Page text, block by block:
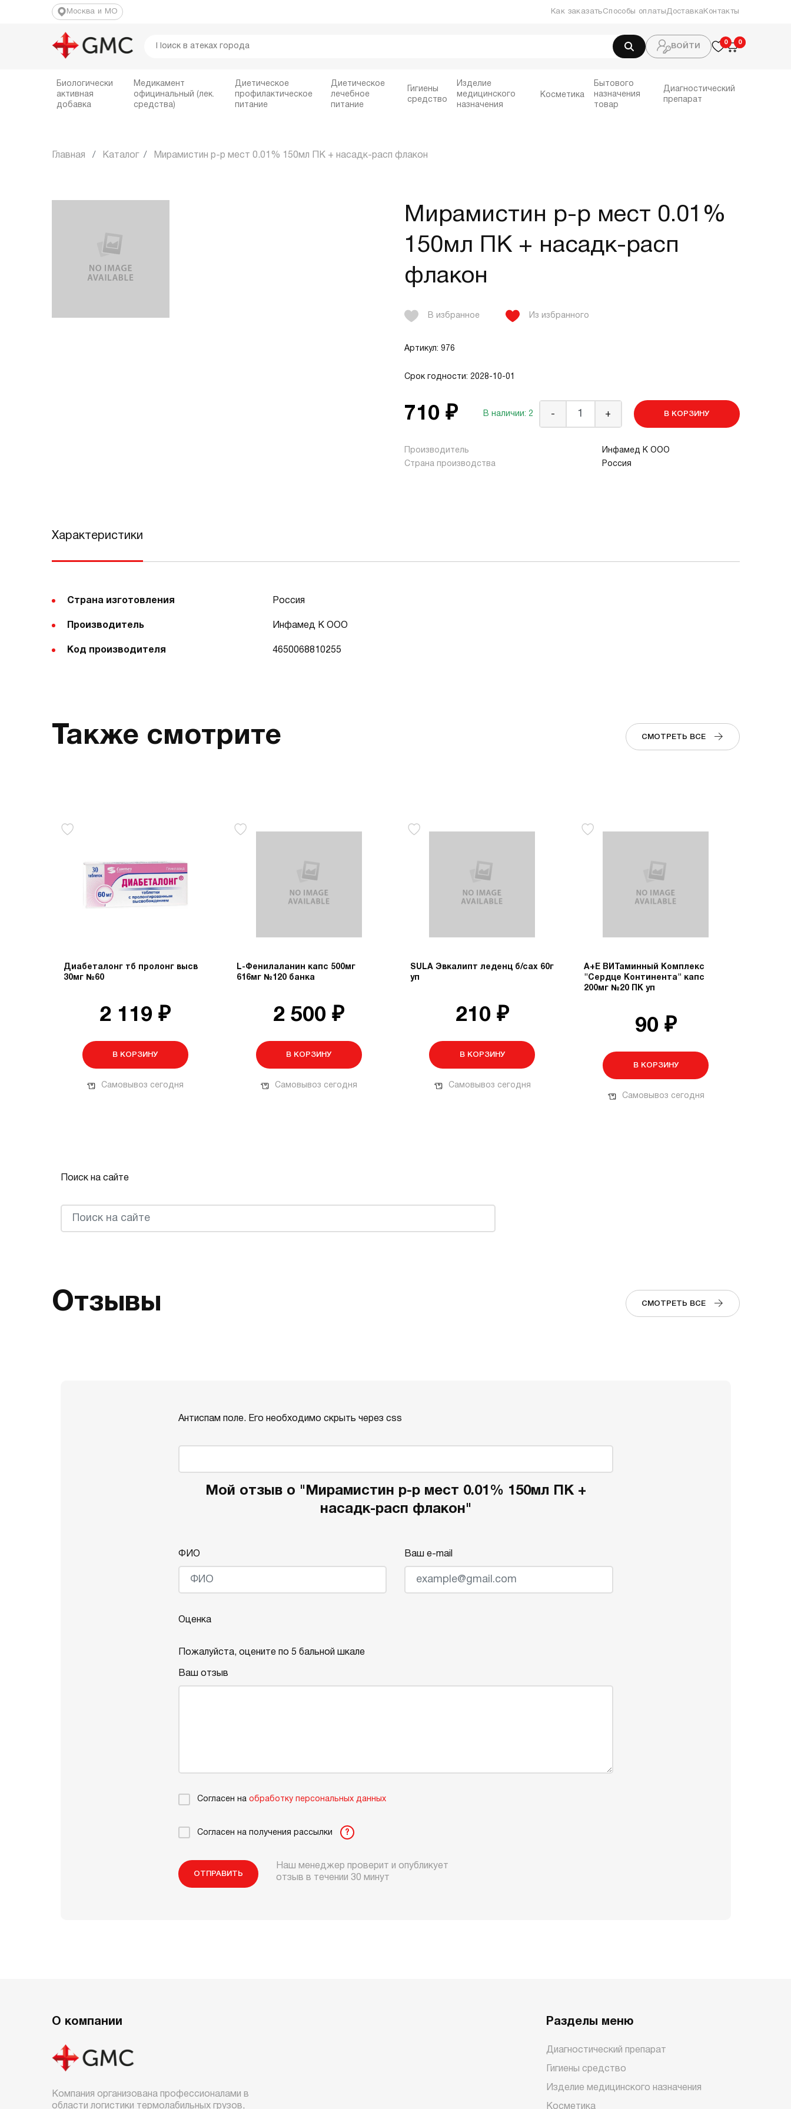
Москва и МО Как заказатьСпособы оплатыДоставкаКонтакты
ВОЙТИ
0 00
Биологически
активная
добавка
Медикамент
официнальный (лек.
средства)
Диетическое
профилактическое
питание
Диетическое
лечебное
питание
Гигиены
средство
Изделие
медицинского
назначения
Косметика
Бытового
назначения
товар
Диагностический
препарат
Главная Каталог Мирамистин р-р мест 0.01% 150мл ПК + насадк-расп флакон
Мирамистин р-р мест 0.01%
150мл ПК + насадк-расп
флакон
В избранное Из избранного
Артикул: 976
Срок годности: 2028-10-01
710 ₽ В наличии: 2 - + В КОРЗИНУ
Производитель
Инфамед К ООО
Страна производства
Россия
Характеристики
Страна изготовления Россия
Производитель Инфамед К ООО
Код производителя 4650068810255
Также смотрите СМОТРЕТЬ ВСЕ
Диабеталонг тб пролонг высв
30мг №60
2 119 ₽
В КОРЗИНУ
Самовывоз сегодня
L-Фенилаланин капс 500мг
616мг №120 банка
2 500 ₽
В КОРЗИНУ
Самовывоз сегодня
SULA Эвкалипт леденц б/сах 60г
уп
210 ₽
В КОРЗИНУ
Самовывоз сегодня
А+Е ВИТаминный Комплекс
"Сердце Континента" капс
200мг №20 ПК уп
90 ₽
В КОРЗИНУ
Самовывоз сегодня
Поиск на сайте
Отзывы СМОТРЕТЬ ВСЕ
Антиспам поле. Его необходимо скрыть через css
Мой отзыв о "Мирамистин р-р мест 0.01% 150мл ПК +
насадк-расп флакон"
ФИО Ваш e-mail
Оценка
Пожалуйста, оцените по 5 бальной шкале
Ваш отзыв
Согласен на обработку персональных данных
Согласен на получения рассылки ?
ОТПРАВИТЬ
Наш менеджер проверит и опубликует
отзыв в течении 30 минут
О компании
Компания организована профессионалами в
области логистики термолабильных грузов,
Разделы меню
Диагностический препарат
Гигиены средство
Изделие медицинского назначения
Косметика